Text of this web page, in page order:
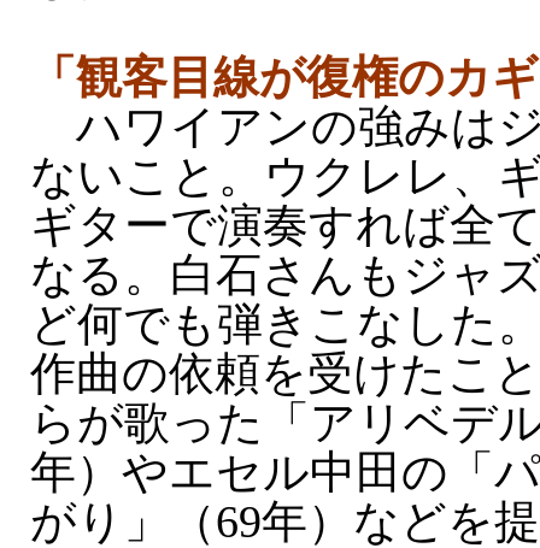
「観客目線が復権のカ
ハワイアンの強みは
ないこと。ウクレレ、
ギターで演奏すれば全
なる。白石さんもジャ
ど何でも弾きこなした
作曲の依頼を受けたこ
らが歌った「アリベデ
年）やエセル中田の「
がり」（69年）などを